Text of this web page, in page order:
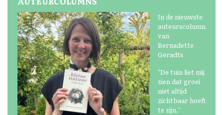
In de nieuwste
auteurscolumn
van
Bernadette
Geradts
"De tuin liet mij
zien dat groei
niet altijd
zichtbaar hoeft
te zijn."